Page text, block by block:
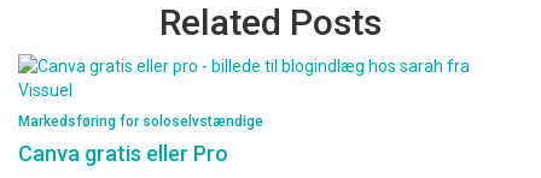
Related Posts
Markedsføring for soloselvstændige
Canva gratis eller Pro